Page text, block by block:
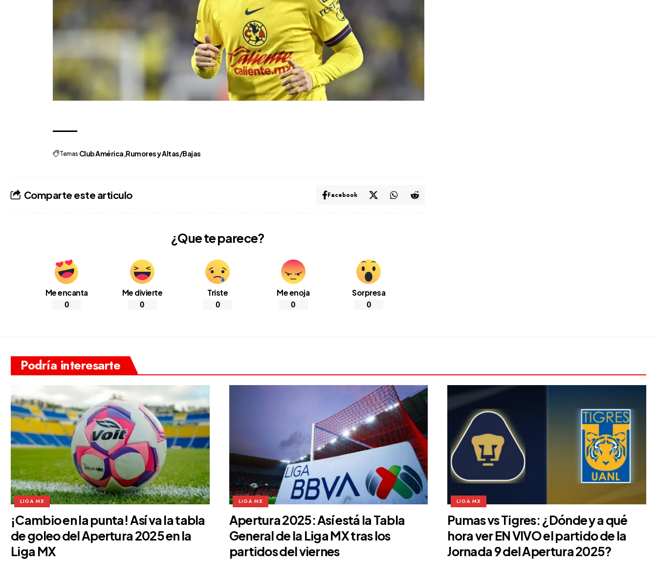
Temas Club América Rumores y Altas/Bajas
Comparte este articulo Facebook
¿Que te parece?
Me encanta
0
Me divierte
0
Triste
0
Me enoja
0
Sorpresa
0
Podría interesarte
LIGA MX
¡Cambio en la punta! Así va la tabla
de goleo del Apertura 2025 en la
Liga MX
LIGA MX
Apertura 2025: Así está la Tabla
General de la Liga MX tras los
partidos del viernes
LIGA MX
Pumas vs Tigres: ¿Dónde y a qué
hora ver EN VIVO el partido de la
Jornada 9 del Apertura 2025?